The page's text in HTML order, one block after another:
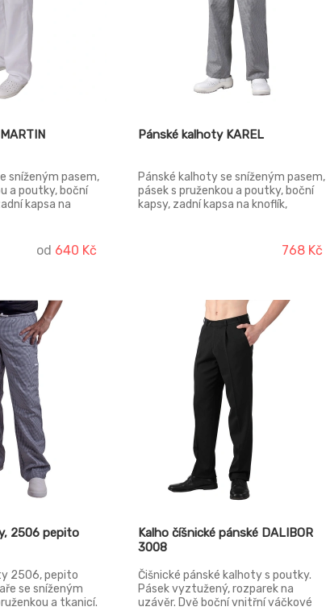
sníženým pasem,
a poutky, boční
kapsa na
od 640 Kč
Pánské kalhoty KAREL
Pánské kalhoty se sníženým pasem,
pásek s pruženkou a poutky, boční
kapsy, zadní kapsa na knoflík,
768 Kč
2506 pepito
2506, pepito
se sníženým
a tkanicí.
Kalho číšnické pánské DALIBOR
3008
Čišnické pánské kalhoty s poutky.
Pásek vyztužený, rozparek na
uzávěr. Dvě boční vnitřní váčkové